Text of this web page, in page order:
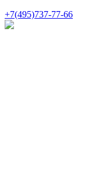
+7(495)737-77-66